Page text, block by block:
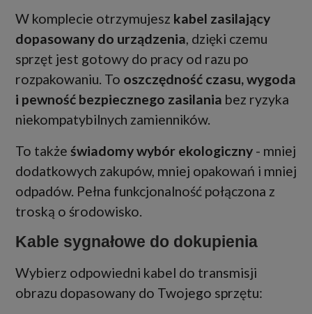
W komplecie otrzymujesz kabel zasilający
dopasowany do urządzenia, dzięki czemu
sprzęt jest gotowy do pracy od razu po
rozpakowaniu. To oszczędność czasu, wygoda
i pewność bezpiecznego zasilania bez ryzyka
niekompatybilnych zamienników.
To także świadomy wybór ekologiczny - mniej
dodatkowych zakupów, mniej opakowań i mniej
odpadów. Pełna funkcjonalność połączona z
troską o środowisko.
Kable sygnałowe do dokupienia
Wybierz odpowiedni kabel do transmisji
obrazu dopasowany do Twojego sprzętu: